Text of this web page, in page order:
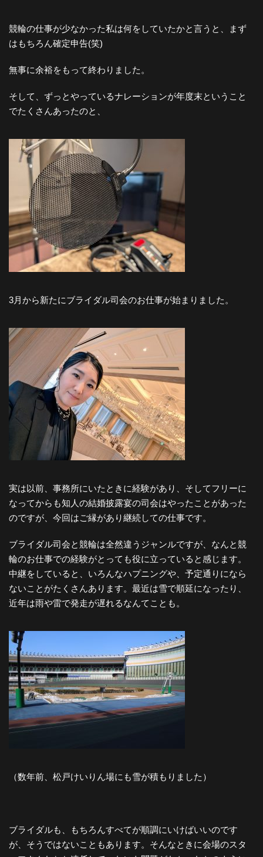
競輪の仕事が少なかった私は何をしていたかと言うと、まず
はもちろん確定申告(笑)
無事に余裕をもって終わりました。
そして、ずっとやっているナレーションが年度末ということ
でたくさんあったのと、
3月から新たにブライダル司会のお仕事が始まりました。
実は以前、事務所にいたときに経験があり、そしてフリーに
なってからも知人の結婚披露宴の司会はやったことがあった
のですが、今回はご縁があり継続しての仕事です。
ブライダル司会と競輪は全然違うジャンルですが、なんと競
輪のお仕事での経験がとっても役に立っていると感じます。
中継をしていると、いろんなハプニングや、予定通りになら
ないことがたくさんあります。最近は雪で順延になったり、
近年は雨や雷で発走が遅れるなんてことも。
（数年前、松戸けいりん場にも雪が積もりました）
ブライダルも、もちろんすべてが順調にいけばいいのです
が、そうではないこともあります。そんなときに会場のスタ